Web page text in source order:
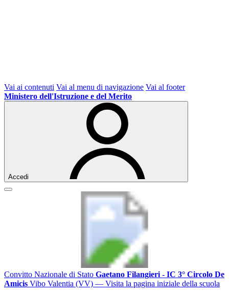
Vai ai contenuti Vai al menu di navigazione Vai al footer
Ministero dell'Istruzione e del Merito
Accedi
Convitto Nazionale di Stato Gaetano Filangieri - IC 3° Circolo De
Amicis Vibo Valentia (VV) — Visita la pagina iniziale della scuola